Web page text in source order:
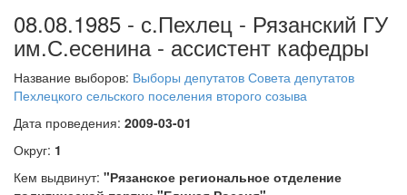
08.08.1985 - с.Пехлец - Рязанский ГУ
им.С.есенина - ассистент кафедры
Название выборов: Выборы депутатов Совета депутатов
Пехлецкого сельского поселения второго созыва
Дата проведения: 2009-03-01
Округ: 1
Кем выдвинут: "Рязанское региональное отделение